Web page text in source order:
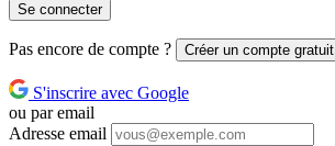
Se connecter
Pas encore de compte ? Créer un compte gratuit
S'inscrire avec Google
ou par email
Adresse email